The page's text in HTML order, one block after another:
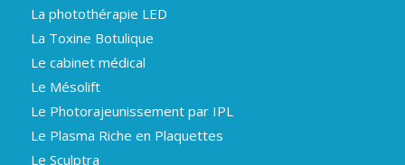
La photothérapie LED
La Toxine Botulique
Le cabinet médical
Le Mésolift
Le Photorajeunissement par IPL
Le Plasma Riche en Plaquettes
Le Sculptra